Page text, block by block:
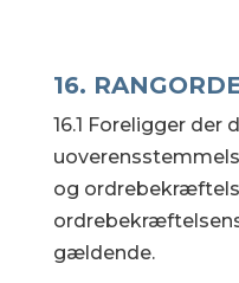
16.
16.1 Foreligger der
og
gældende.